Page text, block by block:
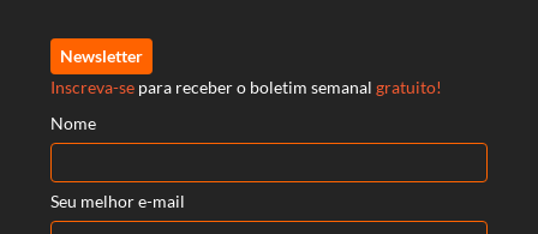
Newsletter
Inscreva-se para receber o boletim semanal gratuito!
Nome
Seu melhor e-mail